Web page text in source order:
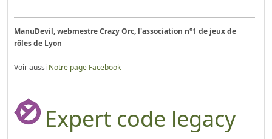
ManuDevil, webmestre Crazy Orc, l'association n°1 de jeux de
rôles de Lyon
Voir aussi Notre page Facebook
Expert code legacy